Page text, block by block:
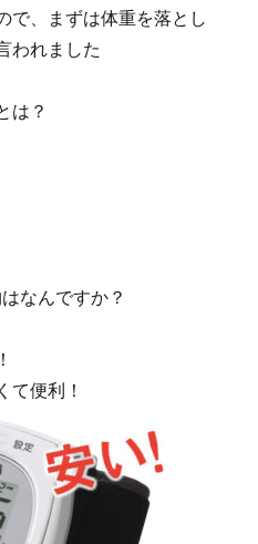
で、まずは体重を落とし
われました
は？
なんですか？
便利！